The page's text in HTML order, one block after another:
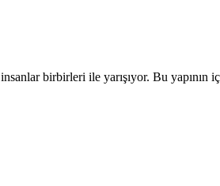
birbirleri ile yarışıyor. Bu